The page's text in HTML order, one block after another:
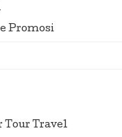
Promosi
Tour Travel